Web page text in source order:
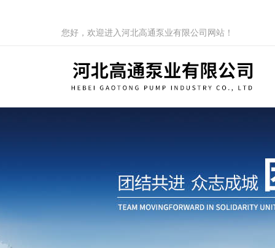
您好，欢迎进入河北高通泵业有限公司网站！